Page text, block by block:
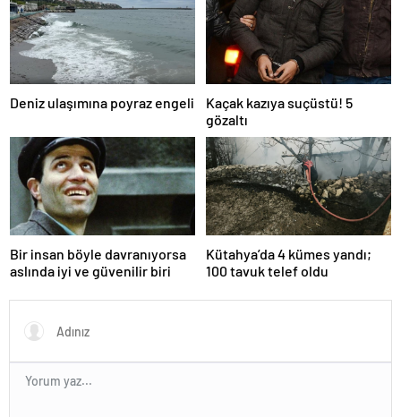
Deniz ulaşımına poyraz engeli
Kaçak kazıya suçüstü! 5
gözaltı
Bir insan böyle davranıyorsa
aslında iyi ve güvenilir biri
Kütahya’da 4 kümes yandı;
100 tavuk telef oldu